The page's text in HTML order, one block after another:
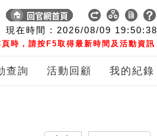
現在時間 : 2026/08/09 19:50:39
時，請按F5取得最新時間及活動資訊
查詢 活動回顧 我的紀錄
ENGLISH